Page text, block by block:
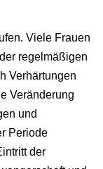
Viele Frauen
regelmäßigen
Verhärtungen
Veränderung
und
Periode
der